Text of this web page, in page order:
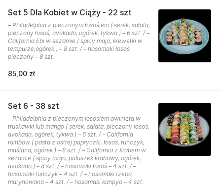
Set 5 Dla Kobiet w Ciąży - 22 szt
– Philadelphia z pieczonym łosośiem ( serek, sałata,
pieczony łosoś, avokado, ogórek, tykwa ) – 6 szt. / –
California Ebi w sezamie ( spicy majo, krewetki w
tempurze,ogórek ) – 8 szt. / – hosomaki łosoś
pieczony – 8 szt.
85,00 zł
Set 6 - 38 szt
– Philadelphia z pieczonym łososiem owinięta w
truskawki lub mango ( serek, sałata, pieczony łosoś,
avokado, ogórek, tykwa ) – 6 szt. / – California
rainbow ( pasta z ostrej papryczki, łosoś, tuńczyk,
maślana, ogórek ) – 8 szt. / – California z krabem w
sezamie ( spicy majo, paluszek krabowy, ogórek,
avokado ) – 8 szt. / – hosomaki łosoś – 4 szt. / –
hosomaki tuńczyk – 4 szt. / – hosomaki rzepa
marynowana – 4 szt. / – hosomaki kanpyo – 4 szt.